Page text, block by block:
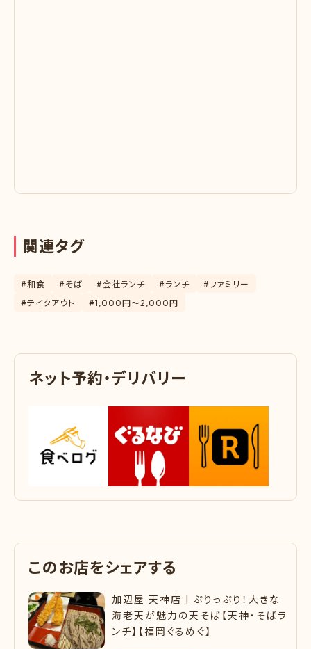
関連タグ
#和食 #そば #会社ランチ #ランチ
#ファミリー
#テイクアウト
#1,000円〜2,000円
ネッ ト予約・デリバリー
このお店をシェアする
加辺屋 天神店 | ぷりっぷり！大きな
海老天が魅力の天そば【天神・そばラ
ンチ】【福岡ぐるめぐ】